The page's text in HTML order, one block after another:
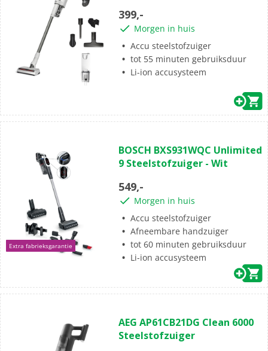
sterren.
1
beoordeling
399,-
Morgen in huis
Accu steelstofzuiger
tot 55 minuten gebruiksduur
Li-ion accusysteem
Extra fabrieksgarantie
van
de
sterren.
6
beoordelingen
BOSCH BXS931WQC Unlimited
9 Steelstofzuiger - Wit
549,-
Morgen in huis
Accu steelstofzuiger
Afneembare handzuiger
tot 60 minuten gebruiksduur
Li-ion accusysteem
van
de
AEG AP61CB21DG Clean 6000
Steelstofzuiger